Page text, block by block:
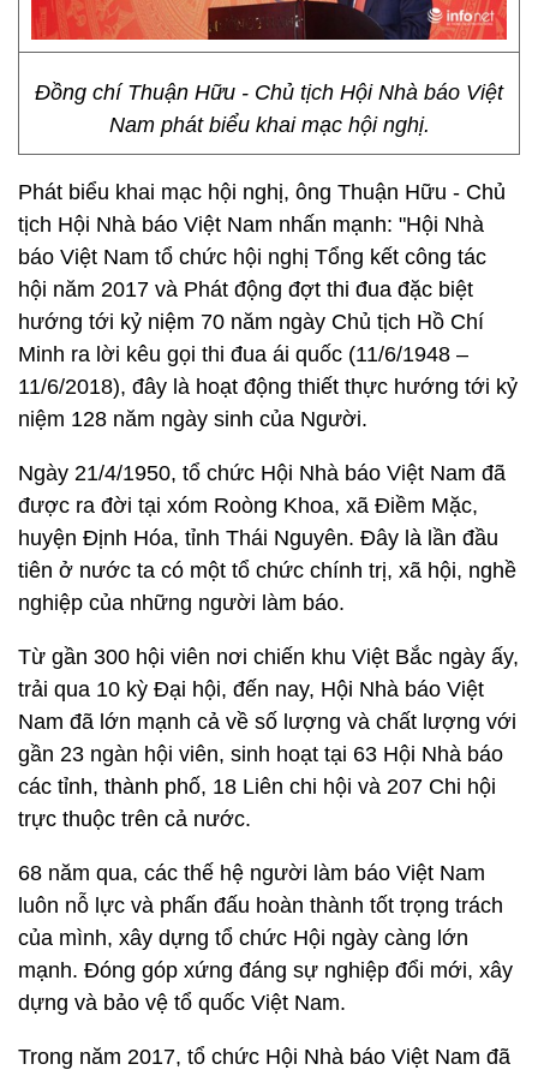
Đồng chí Thuận Hữu - Chủ tịch Hội Nhà báo Việt
Nam phát biểu khai mạc hội nghị.
Phát biểu khai mạc hội nghị, ông Thuận Hữu - Chủ
tịch Hội Nhà báo Việt Nam nhấn mạnh: "Hội Nhà
báo Việt Nam tổ chức hội nghị Tổng kết công tác
hội năm 2017 và Phát động đợt thi đua đặc biệt
hướng tới kỷ niệm 70 năm ngày Chủ tịch Hồ Chí
Minh ra lời kêu gọi thi đua ái quốc (11/6/1948 –
11/6/2018), đây là hoạt động thiết thực hướng tới kỷ
niệm 128 năm ngày sinh của Người.
Ngày 21/4/1950, tổ chức Hội Nhà báo Việt Nam đã
được ra đời tại xóm Roòng Khoa, xã Điềm Mặc,
huyện Định Hóa, tỉnh Thái Nguyên. Đây là lần đầu
tiên ở nước ta có một tổ chức chính trị, xã hội, nghề
nghiệp của những người làm báo.
Từ gần 300 hội viên nơi chiến khu Việt Bắc ngày ấy,
trải qua 10 kỳ Đại hội, đến nay, Hội Nhà báo Việt
Nam đã lớn mạnh cả về số lượng và chất lượng với
gần 23 ngàn hội viên, sinh hoạt tại 63 Hội Nhà báo
các tỉnh, thành phố, 18 Liên chi hội và 207 Chi hội
trực thuộc trên cả nước.
68 năm qua, các thế hệ người làm báo Việt Nam
luôn nỗ lực và phấn đấu hoàn thành tốt trọng trách
của mình, xây dựng tổ chức Hội ngày càng lớn
mạnh. Đóng góp xứng đáng sự nghiệp đổi mới, xây
dựng và bảo vệ tổ quốc Việt Nam.
Trong năm 2017, tổ chức Hội Nhà báo Việt Nam đã